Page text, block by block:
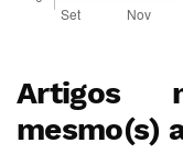
Artigos
mesmo(s)